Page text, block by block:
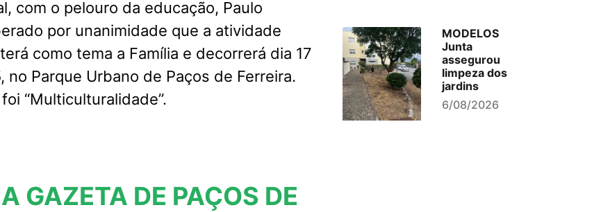
com o pelouro da educação, Paulo
por unanimidade que a atividade
como tema a Família e decorrerá dia 17
no Parque Urbano de Paços de Ferreira.
“Multiculturalidade”.
GAZETA DE PAÇOS DE
MODELOS
Junta
assegurou
limpeza dos
jardins
6/08/2026